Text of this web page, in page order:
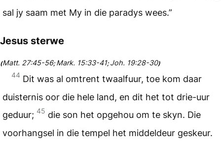
sal jy saam met My in die paradys wees.”
Jesus sterwe
(Matt. 27:45-56;Mark. 15:33-41;Joh. 19:28-30)
44 Dit was al omtrent twaalfuur, toe kom daar
duisternis oor die hele land, en dit het tot drie-uur
geduur; 45 die son het opgehou om te skyn. Die
voorhangsel in die tempel het middeldeur geskeur.